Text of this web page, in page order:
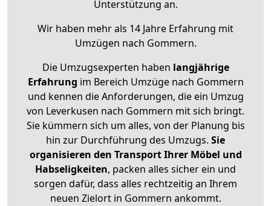
Unterstützung an.
Wir haben mehr als 14 Jahre Erfahrung mit
Umzügen nach Gommern.
Die Umzugsexperten haben langjährige
Erfahrung im Bereich Umzüge nach Gommern
und kennen die Anforderungen, die ein Umzug
von Leverkusen nach Gommern mit sich bringt.
Sie kümmern sich um alles, von der Planung bis
hin zur Durchführung des Umzugs. Sie
organisieren den Transport Ihrer Möbel und
Habseligkeiten, packen alles sicher ein und
sorgen dafür, dass alles rechtzeitig an Ihrem
neuen Zielort in Gommern ankommt.